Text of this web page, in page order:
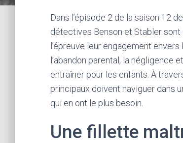
Dans l’épisode 2 de la saison 12 de
détectives Benson et Stabler
l’épreuve leur engagement
l’abandon parental, la
entraîner pour les enfants. À
principaux doivent naviguer dans
qui en ont le plus besoin.
Une fillette